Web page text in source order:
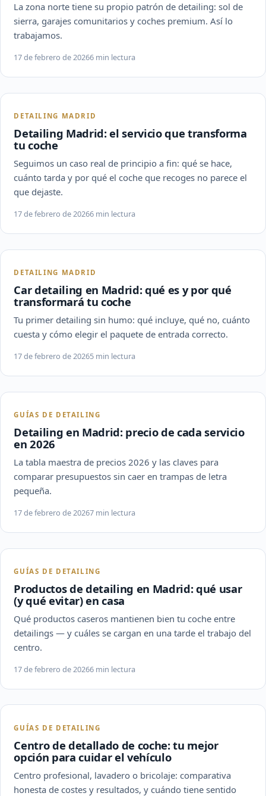
La zona norte tiene su propio patrón de detailing: sol de
sierra, garajes comunitarios y coches premium. Así lo
trabajamos.
17 de febrero de 20266 min lectura
DETAILING MADRID
Detailing Madrid: el servicio que transforma
tu coche
Seguimos un caso real de principio a fin: qué se hace,
cuánto tarda y por qué el coche que recoges no parece el
que dejaste.
17 de febrero de 20266 min lectura
DETAILING MADRID
Car detailing en Madrid: qué es y por qué
transformará tu coche
Tu primer detailing sin humo: qué incluye, qué no, cuánto
cuesta y cómo elegir el paquete de entrada correcto.
17 de febrero de 20265 min lectura
GUÍAS DE DETAILING
Detailing en Madrid: precio de cada servicio
en 2026
La tabla maestra de precios 2026 y las claves para
comparar presupuestos sin caer en trampas de letra
pequeña.
17 de febrero de 20267 min lectura
GUÍAS DE DETAILING
Productos de detailing en Madrid: qué usar
(y qué evitar) en casa
Qué productos caseros mantienen bien tu coche entre
detailings — y cuáles se cargan en una tarde el trabajo del
centro.
17 de febrero de 20266 min lectura
GUÍAS DE DETAILING
Centro de detallado de coche: tu mejor
opción para cuidar el vehículo
Centro profesional, lavadero o bricolaje: comparativa
honesta de costes y resultados, y cuándo tiene sentido